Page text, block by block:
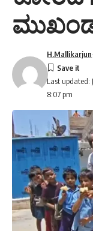
8:07 pm